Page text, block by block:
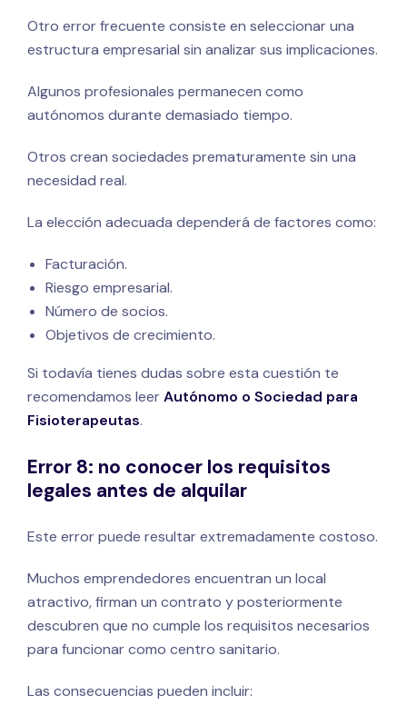
Otro error frecuente consiste en seleccionar una
estructura empresarial sin analizar sus implicaciones.
Algunos profesionales permanecen como
autónomos durante demasiado tiempo.
Otros crean sociedades prematuramente sin una
necesidad real.
La elección adecuada dependerá de factores como:
Facturación.
Riesgo empresarial.
Número de socios.
Objetivos de crecimiento.
Si todavía tienes dudas sobre esta cuestión te
recomendamos leerAutónomo o Sociedad para
Fisioterapeutas.
Error 8: no conocer los requisitos
legales antes de alquilar
Este error puede resultar extremadamente costoso.
Muchos emprendedores encuentran un local
atractivo, firman un contrato y posteriormente
descubren que no cumple los requisitos necesarios
para funcionar como centro sanitario.
Las consecuencias pueden incluir: